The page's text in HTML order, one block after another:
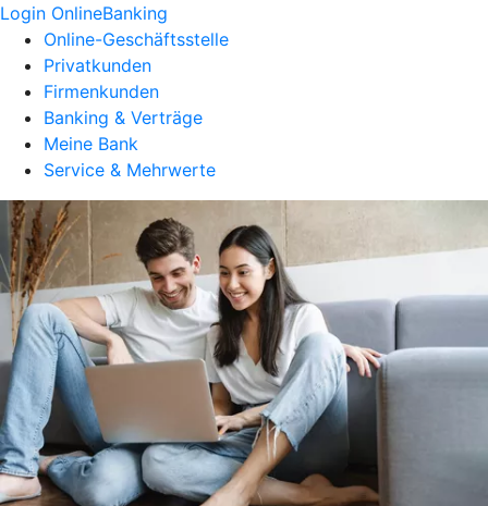
Login OnlineBanking
Online-Geschäftsstelle
Privatkunden
Firmenkunden
Banking & Verträge
Meine Bank
Service & Mehrwerte